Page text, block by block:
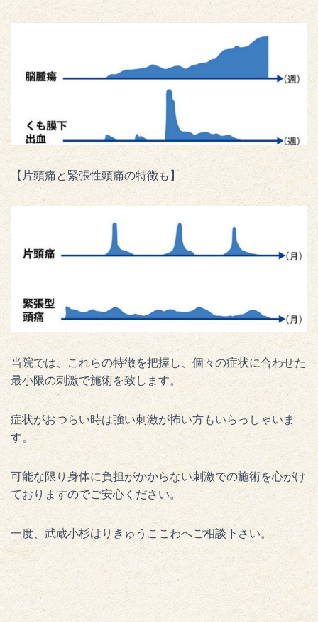
【片頭痛と緊張性頭痛の特徴も】
当院では、これらの特徴を把握し、個々の症状に合わせた
最小限の刺激で施術を致します。
症状がおつらい時は強い刺激が怖い方もいらっしゃいま
す。
可能な限り身体に負担がかからない刺激での施術を心がけ
ておりますのでご安心ください。
一度、武蔵小杉はりきゅうここわへご相談下さい。